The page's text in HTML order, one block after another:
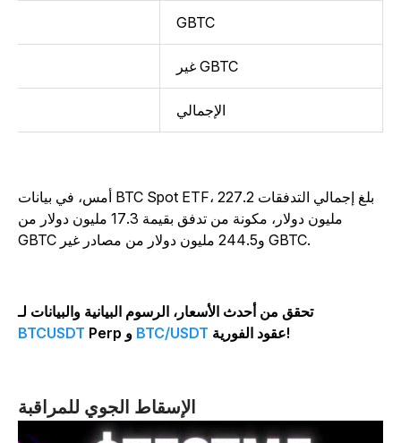
GBTC
غير GBTC
الإجمالي
أمس، في بيانات BTC Spot ETF، بلغ إجمالي التدفقات 227.2
مليون دولار، مكونة من تدفق بقيمة 17.3 مليون دولار من
GBTC و244.5 مليون دولار من مصادر غير GBTC.
تحقق من أحدث الأسعار، الرسوم البيانية والبيانات لـ
BTCUSDT
Perp وBTC/USDT
الإسقاط الجوي للمراقبة